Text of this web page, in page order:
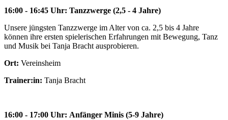
16:00 - 16:45 Uhr: Tanzzwerge (2,5 - 4 Jahre)
Unsere jüngsten Tanzzwerge im Alter von ca. 2,5 bis 4 Jahre
können ihre ersten spielerischen Erfahrungen mit Bewegung, Tanz
und Musik bei Tanja Bracht ausprobieren.
Ort: Vereinsheim
Trainer:in: Tanja Bracht
16:00 - 17:00 Uhr: Anfänger Minis (5-9 Jahre)